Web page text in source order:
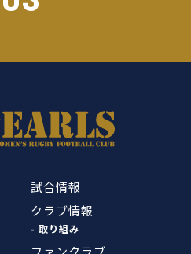
試合情報
クラブ情報
- 取り組み